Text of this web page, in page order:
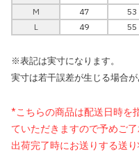
M
47 53
L
49 55
※表記は実寸になります。
実寸は若干誤差が生じる場合
*こちらの商品は配送日時を
ていただきますので予めご
出荷完了時にお送りする送